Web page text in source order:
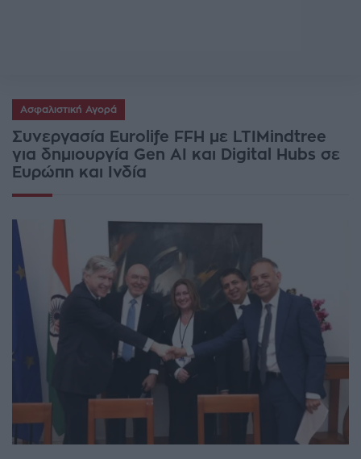
Ασφαλιστική Αγορά
Συνεργασία Eurolife FFH με LTIMindtree
για δημιουργία Gen AI και Digital Hubs σε
Ευρώπη και Ινδία